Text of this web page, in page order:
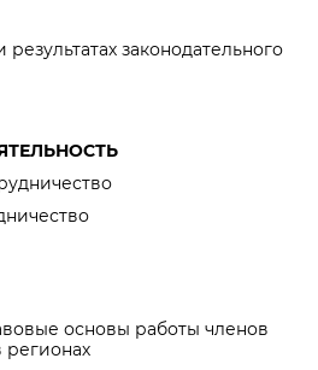
законодательного
основы работы членов
регионах